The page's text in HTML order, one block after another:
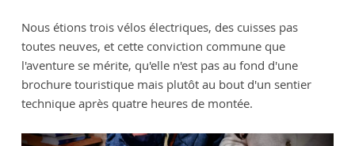
Nous étions trois vélos électriques, des cuisses pas
toutes neuves, et cette conviction commune que
l'aventure se mérite, qu'elle n'est pas au fond d'une
brochure touristique mais plutôt au bout d'un sentier
technique après quatre heures de montée.